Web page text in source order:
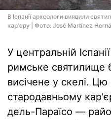
В Іспанії археологи виявили
кар'єру | Фото: José Martínez
У центральній
римське святилище
висічене у скелі.
стародавньому
дель-Параїсо —